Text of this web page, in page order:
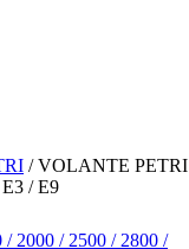
/ VOLANTE PETRI
/ E9